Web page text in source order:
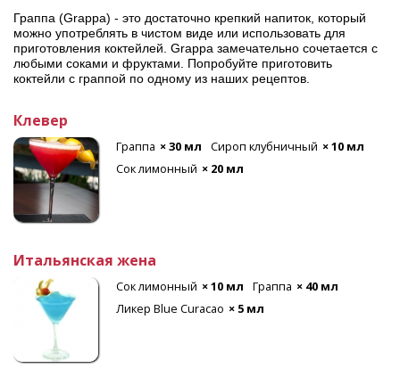
Граппа (Grappa) - это достаточно крепкий напиток, который
можно употреблять в чистом виде или использовать для
приготовления коктейлей. Grappa замечательно сочетается с
любыми соками и фруктами. Попробуйте приготовить
коктейли с граппой по одному из наших рецептов.
Клевер
Граппа × 30 мл Сироп клубничный × 10 мл
Сок лимонный × 20 мл
Итальянская жена
Сок лимонный × 10 мл Граппа × 40 мл
Ликер Blue Curacao × 5 мл